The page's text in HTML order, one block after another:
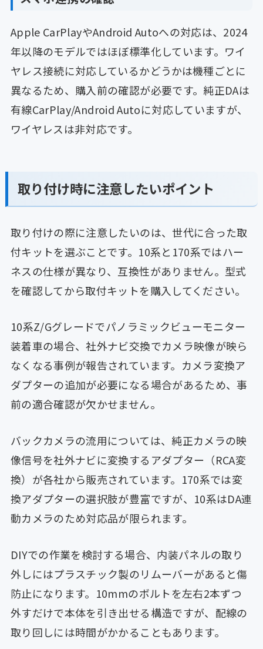
Apple CarPlayやAndroid Autoへの対応は、2024
年以降のモデルではほぼ標準化しています。ワイ
ヤレス接続に対応しているかどうかは機種ごとに
異なるため、購入前の確認が必要です。純正DAは
有線CarPlay/Android Autoに対応していますが、
ワイヤレスは非対応です。
取り付け時に注意したいポイント
取り付けの際に注意したいのは、世代に合った取
付キットを選ぶことです。10系と170系ではハー
ネスの仕様が異なり、互換性がありません。型式
を確認してから取付キットを購入してください。
10系Z/Gグレードでパノラミックビューモニター
装着車の場合、社外ナビ交換でカメラ映像が映ら
なくなる事例が報告されています。カメラ変換ア
ダプターの追加が必要になる場合があるため、事
前の適合確認が欠かせません。
バックカメラの流用については、純正カメラの映
像信号を社外ナビに変換するアダプター（RCA変
換）が各社から販売されています。170系では変
換アダプターの選択肢が豊富ですが、10系はDA連
動カメラのため対応品が限られます。
DIYでの作業を検討する場合、内装パネルの取り
外しにはプラスチック製のリムーバーがあると傷
防止になります。10mmのボルトを左右2本ずつ
外すだけで本体を引き出せる構造ですが、配線の
取り回しには時間がかかることもあります。